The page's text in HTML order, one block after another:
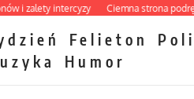
zalety intercyzy Ciemna strona
Felieton
Humor